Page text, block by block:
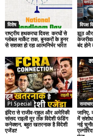
विशेष
राष्ट्रीय हथकरघा दिवस: करघों से
ग्लोबल मार्केट तक, बुनकरों के हुनर
से सशक्त हो रहा आत्मनिर्भर भारत
विपक्ष
झूठ और
बंद होने
PI Special
इंदिरा से राजीव-राहुल और अमेरिकी
सांसद राइली मूर तक विदेशी फंडिंग
कनेक्शन, बहुत खतरनाक है विदेशी
एजेंडा!
समाचार
जानिए,
में
नई